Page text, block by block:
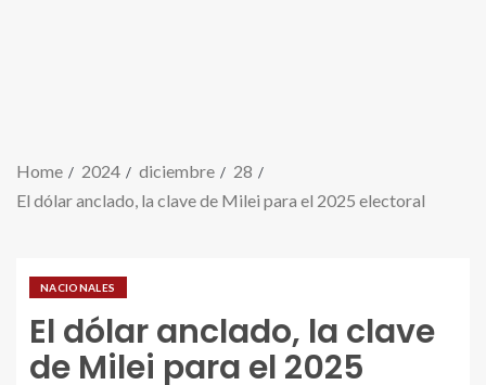
Home 2024 diciembre
28
El dólar anclado, la clave de Milei para el 2025 electoral
NACIONALES
El dólar anclado, la clave
de Milei para el 2025